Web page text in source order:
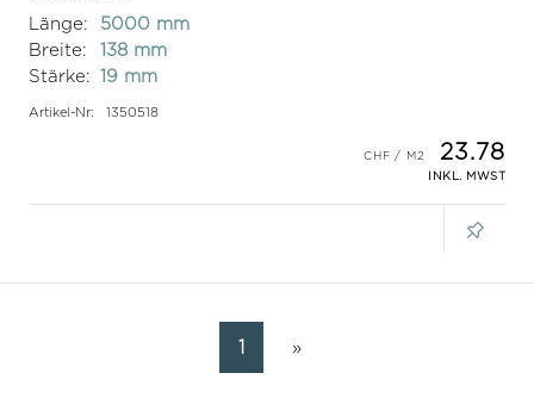
Länge:
5000 mm
Breite:
138 mm
Stärke: 19 mm
Artikel-Nr: 1350518
23.78
INKL. MWST
1